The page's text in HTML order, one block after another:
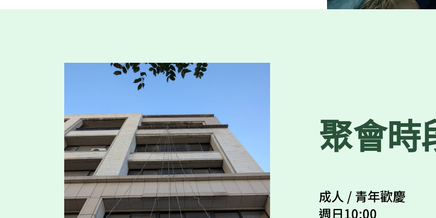
聚會時
成人 / 青年歡慶
週日10:00